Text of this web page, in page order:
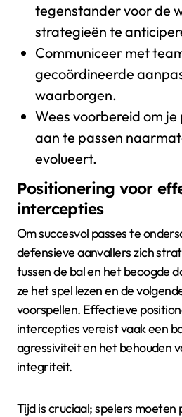
tegenstander voor de
strategieën te
Communiceer met
gecoördineerde
waarborgen.
Wees voorbereid om
aan te passen
evolueert.
Positionering voor
intercepties
Om succesvol passes te
defensieve aanvallers zich
tussen de bal en het beoogde
ze het spel lezen en de
voorspellen. Effectieve
intercepties vereist vaak een
agressiviteit en het behouden
integriteit.
Tijd is cruciaal; spelers moeten